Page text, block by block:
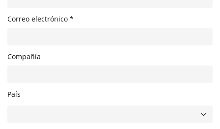
Correo electrónico *
Compañía
País